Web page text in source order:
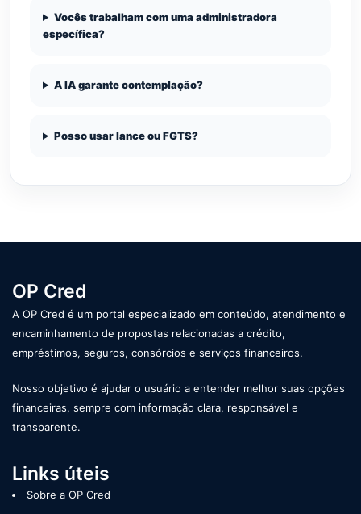
Vocês trabalham com uma administradora
específica?
A IA garante contemplação?
Posso usar lance ou FGTS?
OP Cred
A OP Cred é um portal especializado em conteúdo, atendimento e
encaminhamento de propostas relacionadas a crédito,
empréstimos, seguros, consórcios e serviços financeiros.
Nosso objetivo é ajudar o usuário a entender melhor suas opções
financeiras, sempre com informação clara, responsável e
transparente.
Links úteis
Sobre a OP Cred